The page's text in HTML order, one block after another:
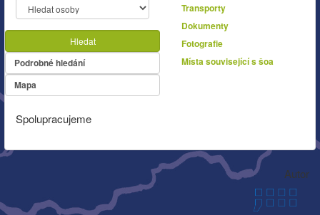
Hledat
Podrobné hledání
Mapa
Transporty
Dokumenty
Fotografie
Místa související s šoa
Spolupracujeme
Autor